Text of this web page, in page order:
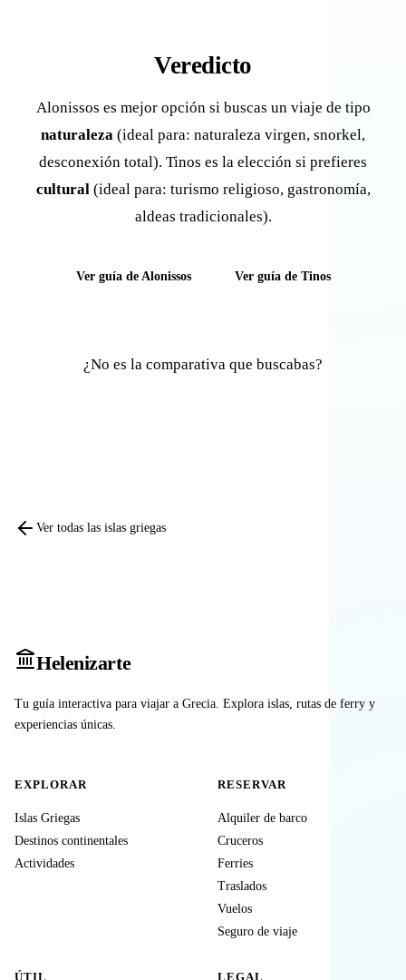
Veredicto
Alonissos es mejor opción si buscas un viaje de tipo
naturaleza (ideal para: naturaleza virgen, snorkel,
desconexión total). Tinos es la elección si prefieres
cultural (ideal para: turismo religioso, gastronomía,
aldeas tradicionales).
Ver guía de Alonissos Ver guía de Tinos
¿No es la comparativa que buscabas?
Ver todas las islas griegas
Helenizarte
Tu guía interactiva para viajar a Grecia. Explora islas, rutas de ferry y
experiencias únicas.
EXPLORAR
Islas Griegas
Destinos continentales
Actividades
RESERVAR
Alquiler de barco
Cruceros
Ferries
Traslados
Vuelos
Seguro de viaje
ÚTIL LEGAL